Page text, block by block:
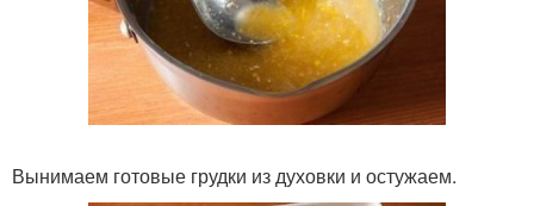
Вынимаем готовые грудки из духовки и остужаем.